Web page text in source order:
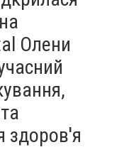
Олени
здоров'я